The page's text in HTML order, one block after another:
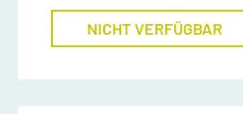
NICHT VERFÜGBAR